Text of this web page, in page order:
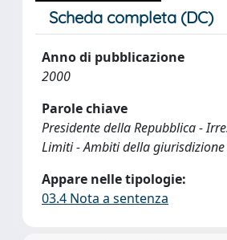
Scheda completa (DC)
Anno di pubblicazione
2000
Parole chiave
Presidente della Repubblica -
Limiti - Ambiti della
Appare nelle tipologie:
03.4 Nota a sentenza